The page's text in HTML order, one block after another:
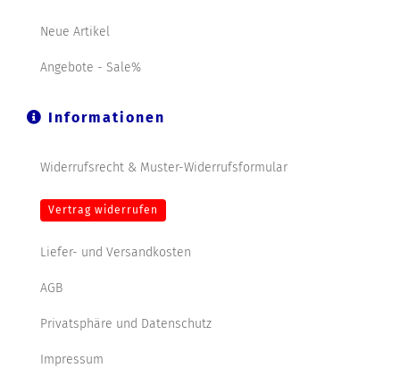
Neue Artikel
Angebote - Sale%
Informationen
Widerrufsrecht & Muster-Widerrufsformular
Vertrag widerrufen
Liefer- und Versandkosten
AGB
Privatsphäre und Datenschutz
Impressum